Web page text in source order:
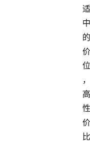
适
中
的
价
位
，
高
性
价
比